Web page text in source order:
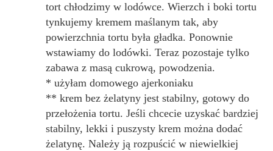
tort chłodzimy w lodówce. Wierzch i boki tortu
tynkujemy kremem maślanym tak, aby
powierzchnia tortu była gładka. Ponownie
wstawiamy do lodówki. Teraz pozostaje tylko
zabawa z masą cukrową, powodzenia.
* użyłam domowego ajerkoniaku
** krem bez żelatyny jest stabilny, gotowy do
przełożenia tortu. Jeśli chcecie uzyskać bardziej
stabilny, lekki i puszysty krem można dodać
żelatynę. Należy ją rozpuścić w niewielkiej